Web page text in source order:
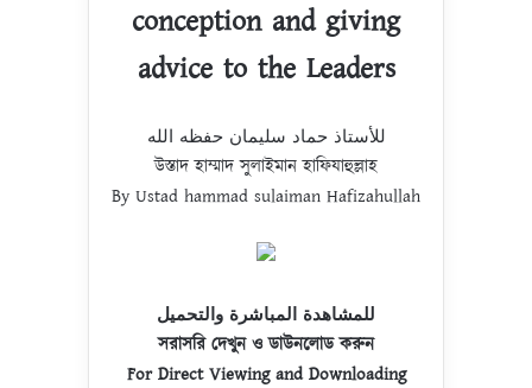
conception and giving
advice to the Leaders
للأستاذ حماد سليمان حفظه الله
উস্তাদ হাম্মাদ সুলাইমান হাফিযাহুল্লাহ
By Ustad hammad sulaiman Hafizahullah
للمشاهدة المباشرة والتحميل
সরাসরি দেখুন ও ডাউনলোড করুন
For Direct Viewing and Downloading